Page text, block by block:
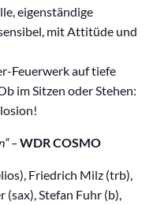
eigenständige
mit Attitüde und
Feuerwerk auf tiefe
im Sitzen oder Stehen:
–WDR COSMO
Friedrich Milz (trb),
Stefan Fuhr (b),